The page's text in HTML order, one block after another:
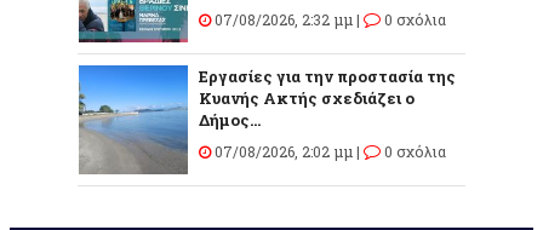
07/08/2026, 2:32 μμ | 0 σχόλια
Εργασίες για την προστασία της
Κυανής Ακτής σχεδιάζει ο
Δήμος...
07/08/2026, 2:02 μμ | 0 σχόλια